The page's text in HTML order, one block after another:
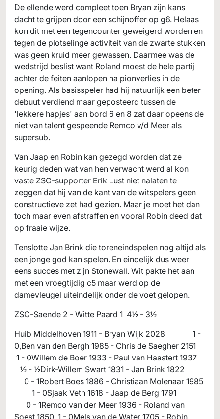
De ellende werd compleet toen Bryan zijn kans
dacht te grijpen door een schijnoffer op g6. Helaas
kon dit met een tegencounter geweigerd worden en
tegen de plotselinge activiteit van de zwarte stukken
was geen kruid meer gewassen. Daarmee was de
wedstrijd beslist want Roland moest de hele partij
achter de feiten aanlopen na pionverlies in de
opening. Als basisspeler had hij natuurlijk een beter
debuut verdiend maar geposteerd tussen de
'lekkere hapjes' aan bord 6 en 8 zat daar opeens de
niet van talent gespeende Remco v/d Meer als
supersub.
Van Jaap en Robin kan gezegd worden dat ze
keurig deden wat van hen verwacht werd al kon
vaste ZSC-supporter Erik Lust niet nalaten te
zeggen dat hij van de kant van de witspelers geen
constructieve zet had gezien. Maar je moet het dan
toch maar even afstraffen en vooral Robin deed dat
op fraaie wijze.
Tenslotte Jan Brink die toreneindspelen nog altijd als
een jonge god kan spelen. En eindelijk dus weer
eens succes met zijn Stonewall. Wit pakte het aan
met een vroegtijdig c5 maar werd op de
damevleugel uiteindelijk onder de voet gelopen.
ZSC-Saende 2 - Witte Paard 1 4½ - 3½
Huib Middelhoven 1911 - Bryan Wijk 2028 1 -
0,Ben van den Bergh 1985 - Chris de Saegher 2151
1 - 0Willem de Boer 1933 - Paul van Haastert 1937
½ - ½Dirk-Willem Swart 1831 - Jan Brink 1822
0 - 1Robert Boes 1886 - Christiaan Molenaar 1985
1 - 0Sjaak Veth 1618 - Jaap de Berg 1791
0 - 1Remco van der Meer 1936 - Roland van
Soest 1850 1 - 0Mels van de Water 1705 - Robin